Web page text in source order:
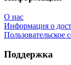
О нас
Информация о
Пользовательское
Поддержка